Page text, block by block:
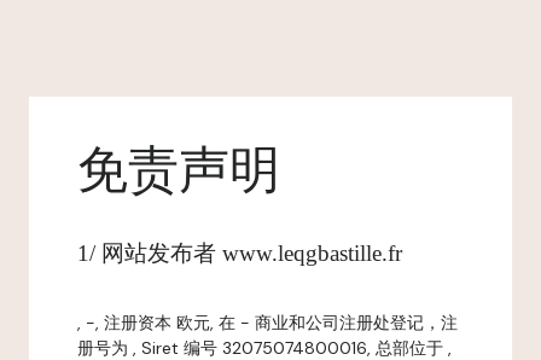
免责声明
1/ 网站发布者 www.leqgbastille.fr
, -, 注册资本 欧元, 在 - 商业和公司注册处登记，注
册号为 , Siret 编号 32075074800016, 总部位于 ,